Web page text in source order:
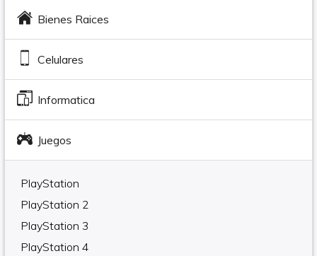
Bienes Raices
Celulares
Informatica
Juegos
PlayStation
PlayStation 2
PlayStation 3
PlayStation 4